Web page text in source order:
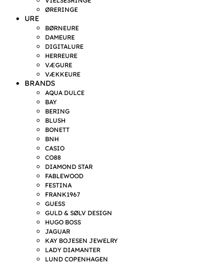
ØRERINGE
URE
BØRNEURE
DAMEURE
DIGITALURE
HERREURE
VÆGURE
VÆKKEURE
BRANDS
AQUA DULCE
BAY
BERING
BLUSH
BONETT
BNH
CASIO
CO88
DIAMOND STAR
FABLEWOOD
FESTINA
FRANK1967
GUESS
GULD & SØLV DESIGN
HUGO BOSS
JAGUAR
KAY BOJESEN JEWELRY
LADY DIAMANTER
LUND COPENHAGEN